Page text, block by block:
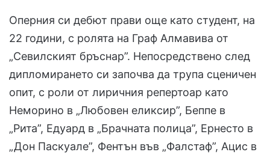
Оперния си дебют прави още като студент, на
22 години, с ролята на Граф Алмавива от
„Севилският бръснар”. Непосредствено след
дипломирането си започва да трупа сценичен
опит, с роли от лиричния репертоар като
Неморино в „Любовен еликсир”, Беппе в
„Рита”, Едуард в „Брачната полица”, Ернесто в
„Дон Паскуале”, Фентън във „Фалстаф”, Ацис в